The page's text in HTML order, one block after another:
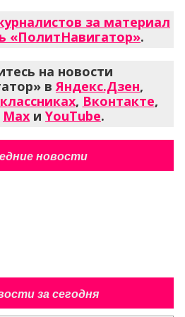
за материал
«ПолитНавигатор».
на новости
вЯндекс.Дзен,
, Вконтакте,
Max и YouTube.
новости
за сегодня